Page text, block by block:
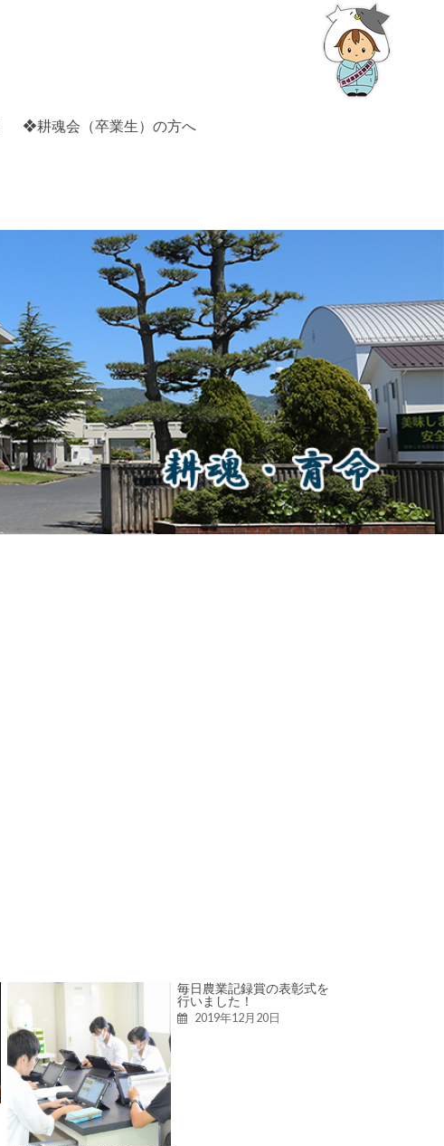
❖耕魂会（卒業生）の方へ
毎日農業記録賞の表彰式を
行いました！
2019年12月20日